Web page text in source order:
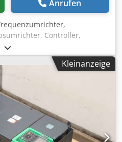
Anrufen
Controller,
-Eingang: 220 V - 50/60 Hz -
Hz max. -Anzahl: 1x
pro Stück -Abmessungen:
Akreck -Gewicht: 3,2 kg
Kleinanzeige